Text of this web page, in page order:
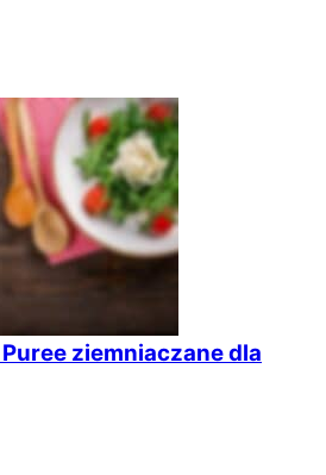
ziemniaczane dla